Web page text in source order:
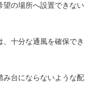
の場所へ設置できない
十分な通風を確保でき
み台にならないような配